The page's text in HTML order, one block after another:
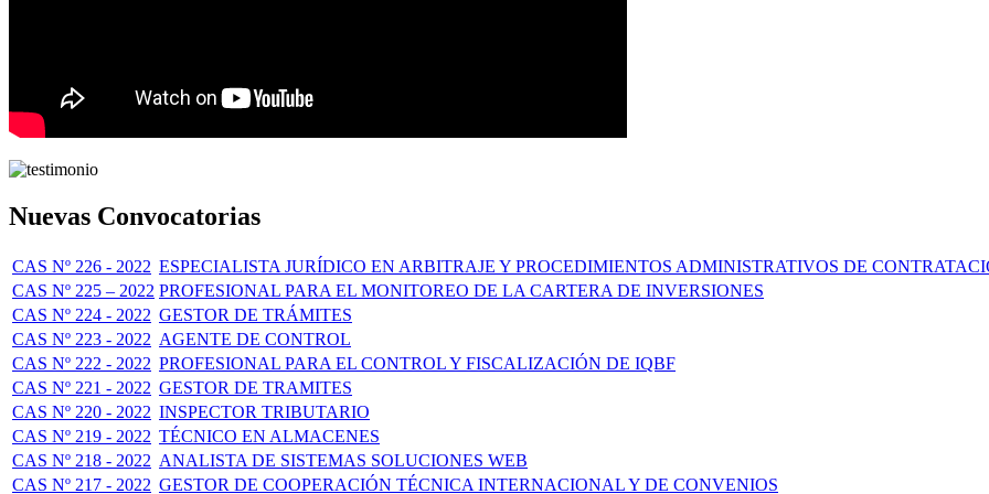
Nuevas Convocatorias
CAS Nº 226 - 2022 ESPECIALISTA JURÍDICO EN ARBITRAJE Y PROCEDIMIENTOS ADMINISTRATIVOS DE
CAS Nº 225 – 2022 PROFESIONAL PARA EL MONITOREO DE LA CARTERA DE INVERSIONES
CAS Nº 224 - 2022 GESTOR DE TRÁMITES
CAS Nº 223 - 2022 AGENTE DE CONTROL
CAS Nº 222 - 2022 PROFESIONAL PARA EL CONTROL Y FISCALIZACIÓN DE IQBF
CAS Nº 221 - 2022 GESTOR DE TRAMITES
CAS Nº 220 - 2022 INSPECTOR TRIBUTARIO
CAS Nº 219 - 2022 TÉCNICO EN ALMACENES
CAS Nº 218 - 2022 ANALISTA DE SISTEMAS SOLUCIONES WEB
CAS Nº 217 - 2022 GESTOR DE COOPERACIÓN TÉCNICA INTERNACIONAL Y DE CONVENIOS